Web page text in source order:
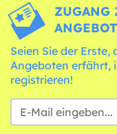
ZUGANG
Seien Sie der
Angeboten erfährt,
registrieren!